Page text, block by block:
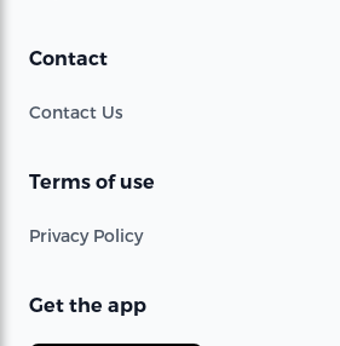
Contact
Contact Us
Terms of use
Privacy Policy
Get the app